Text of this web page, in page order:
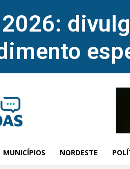
2026:
MUNICÍPIOS NORDESTE